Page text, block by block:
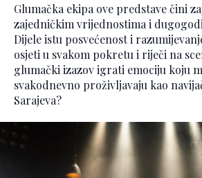
Glumačka ekipa ove predstave čini
zajedničkim vrijednostima i
Dijele istu posvećenost i
osjeti u svakom pokretu i riječi na
glumački izazov igrati emociju koju
svakodnevno proživljavaju kao
Sarajeva?